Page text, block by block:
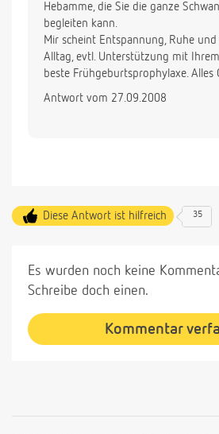
Hebamme, die Sie die ganze
begleiten kann.
Mir scheint Entspannung, Ruhe
Alltag, evtl. Unterstützung mit
beste Frühgeburtsprophylaxe. Alles
Antwort vom 27.09.2008
Diese Antwort ist hilfreich 35
Es wurden noch keine
Schreibe doch einen.
Kommentar